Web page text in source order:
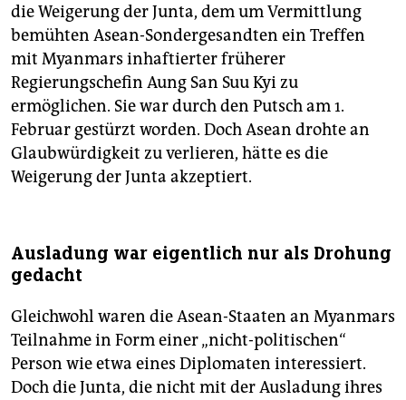
die Weigerung der Junta, dem um Vermittlung
bemühten Asean-Sondergesandten ein Treffen
mit Myanmars inhaftierter früherer
Regierungschefin Aung San Suu Kyi zu
ermöglichen. Sie war durch den Putsch am 1.
Februar gestürzt worden. Doch Asean drohte an
Glaubwürdigkeit zu verlieren, hätte es die
Weigerung der Junta akzeptiert.
Ausladung war eigentlich nur als Drohung
gedacht
Gleichwohl waren die Asean-Staaten an Myanmars
Teilnahme in Form einer „nicht-politischen“
Person wie etwa eines Diplomaten interessiert.
Doch die Junta, die nicht mit der Ausladung ihres